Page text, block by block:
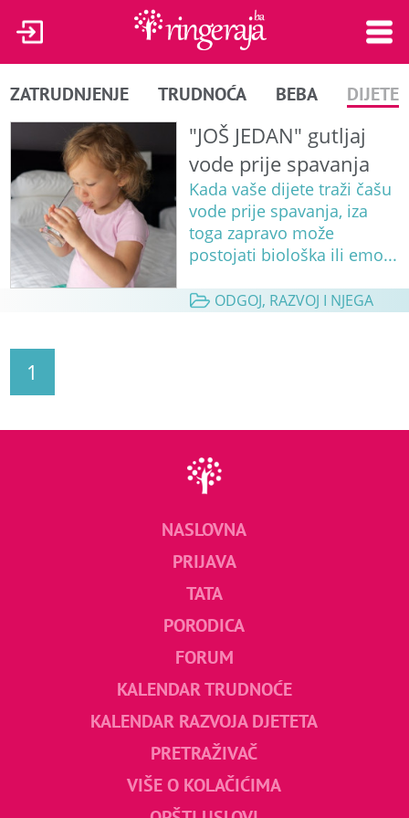
ZATRUDNJENJE TRUDNOĆA BEBA DIJETE
"JOŠ JEDAN" gutljaj
vode prije spavanja
Kada vaše dijete traži čašu
vode prije spavanja, iza
toga zapravo može
postojati biološka ili emo...
ODGOJ, RAZVOJ I NJEGA
1
NASLOVNA
PRIJAVA
TATA
PORODICA
FORUM
KALENDAR TRUDNOĆE
KALENDAR RAZVOJA DJETETA
PRETRAŽIVAČ
VIŠE O KOLAČIĆIMA